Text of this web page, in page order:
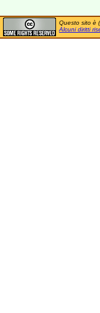
Questo sito è
Alcuni diritti